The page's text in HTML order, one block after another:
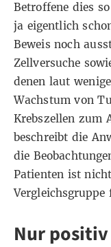
Betroffene dies
ja eigentlich
Beweis noch
Zellversuche
denen laut
Wachstum von
Krebszellen zum
beschreibt die
die
Patienten ist
Vergleichsgruppe
Nur